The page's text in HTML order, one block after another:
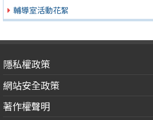
輔導室活動花絮
隱私權政策
網站安全政策
著作權聲明